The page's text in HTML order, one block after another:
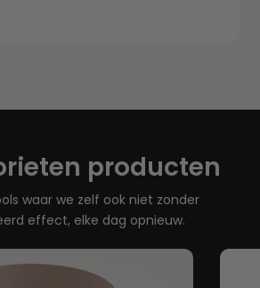
producten
waar we zelf ook niet zonder
effect, elke dag opnieuw.